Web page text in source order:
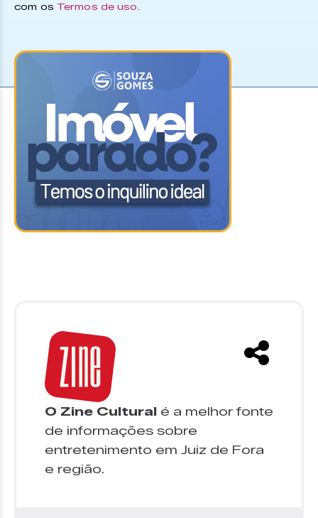
com os Termos de uso.
O Zine Cultural é a melhor fonte
de informações sobre
entretenimento em Juiz de Fora
e região.